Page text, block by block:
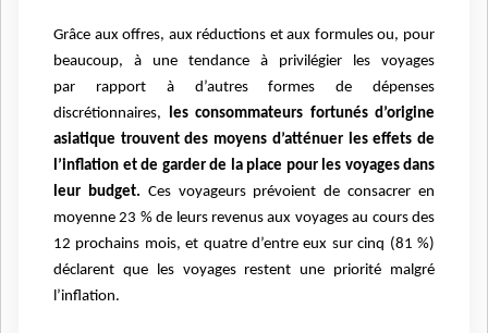
Grâce aux offres, aux réductions et aux formules ou, pour
beaucoup, à une tendance à privilégier les voyages
par rapport à d’autres formes de dépenses
discrétionnaires, les consommateurs fortunés d’origine
asiatique trouventdes moyens d’atténuer les effets de
l’inflation et de garder de la place pour les voyages dans
leur budget. Ces voyageurs prévoient de consacrer en
moyenne 23 % de leurs revenus aux voyages au cours des
12 prochains mois,et quatre d’entre eux sur cinq (81 %)
déclarent que les voyages restent une priorité malgré
l’inflation.